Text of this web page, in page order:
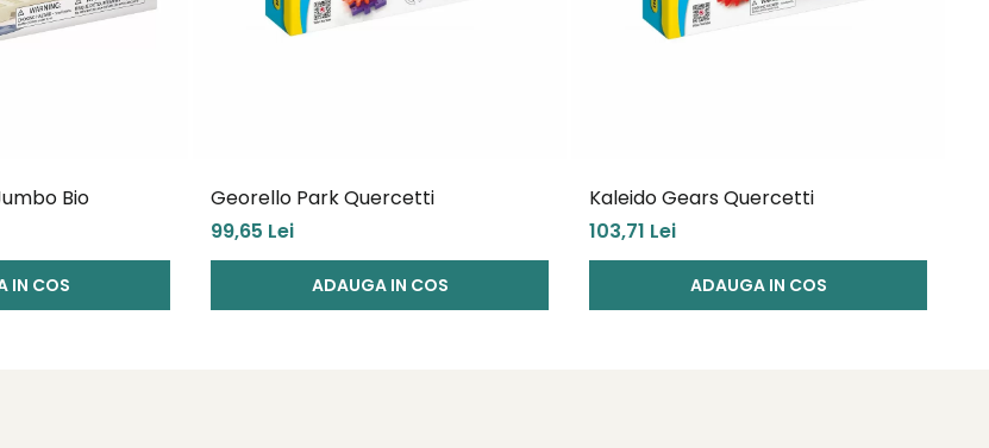
Bio
IN COS
Georello Park Quercetti
99,65 Lei
ADAUGA IN COS
Kaleido Gears Quercetti
103,71 Lei
ADAUGA IN COS